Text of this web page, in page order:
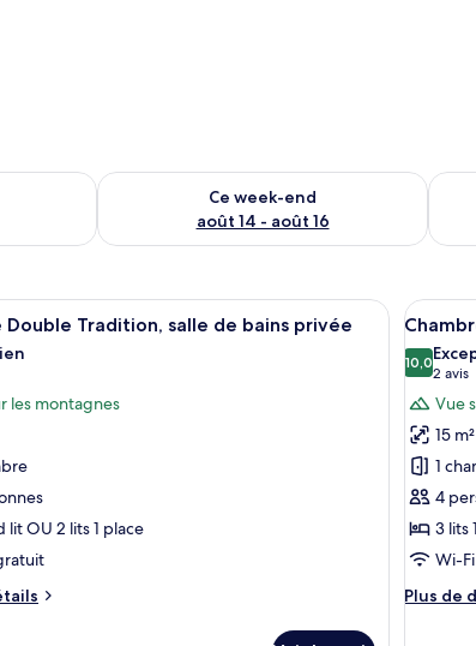
août 10 - août 11
Ce week-end
août 14 - août 16
Vérifier la disponibilité pour ce week-end
verre, d’un abattant de toilettes en bois et d’un interrupteur fixé
:
Une pièce aux murs lambrés, comprenant
Double Tradition, salle de bains privée
les montagnes
lit OU 2 lits 1 place
Afficher
toutes
les
pour
ce
type
de
Triple
3
10,010,0 sur
2 avis
(2
Vue
15 m²
1
4
3 lits
Wi-
Plus de
Plus